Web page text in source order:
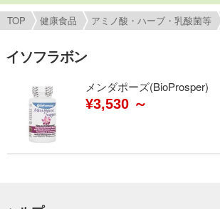
TOP 健康食品 アミノ酸・ハーブ・乳酸菌等
イソフラボン
メンダポーズ(BioProsper)
¥3,530 ～